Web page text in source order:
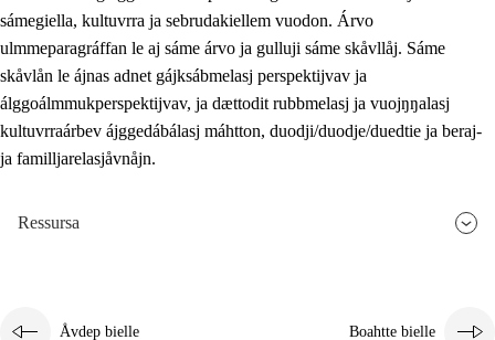
sámegiella, kultuvrra ja sebrudakiellem vuodon. Árvo
ulmmeparagráffan le aj sáme árvo ja gulluji sáme skåvllåj. Sáme
skåvlån le ájnas adnet gájksábmelasj perspektijvav ja
álggoálmmukperspektijvav, ja dættodit rubbmelasj ja vuojŋŋalasj
kultuvrraárbev ájggedábálasj máhtton, duodji/duodje/duedtie ja beraj-
ja familljarelasjåvnåjn.
Ressursa
Åvdep bielle Boahtte bielle